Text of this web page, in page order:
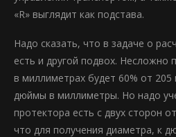
«R» выглядит как подстава.
Надо сказать, что в задаче о
есть и другой подвох. Несложно
в миллиметрах будет 60% от
дюймы в миллиметры. Но надо
протектора есть с двух сторон
что для получения диаметра, к